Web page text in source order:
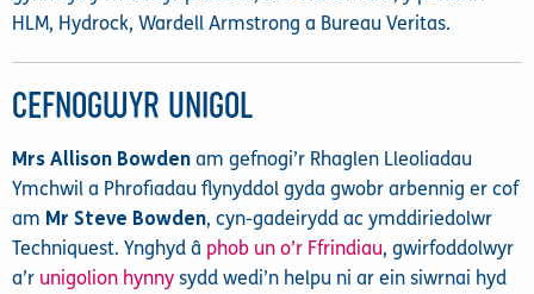
HLM, Hydrock, Wardell Armstrong a Bureau Veritas.
CEFNOGWYR UNIGOL
Mrs Allison Bowden am gefnogi’r Rhaglen Lleoliadau
Ymchwil a Phrofiadau flynyddol gyda gwobr arbennig er cof
am Mr Steve Bowden, cyn-gadeirydd ac ymddiriedolwr
Techniquest. Ynghyd â phob un o’r Ffrindiau, gwirfoddolwyr
a’r unigolion hynny sydd wedi’n helpu ni ar ein siwrnai hyd